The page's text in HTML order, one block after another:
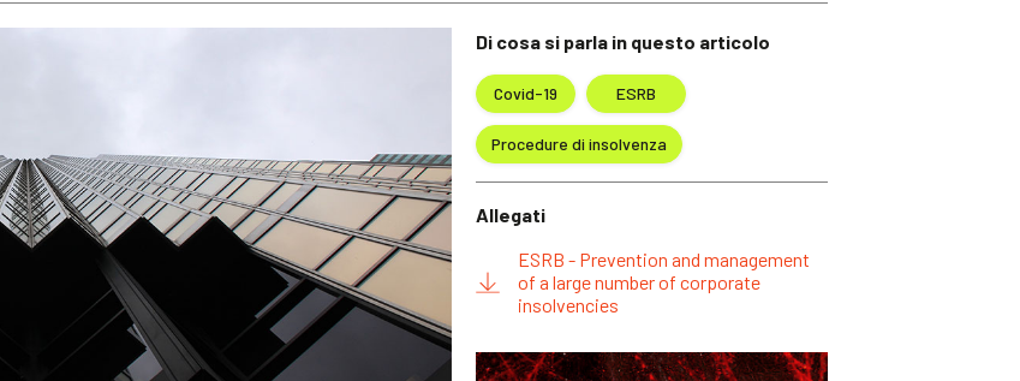
Di cosa si parla in questo articolo
Covid-19 ESRB
Procedure di insolvenza
Allegati
ESRB - Prevention and management
of a large number of corporate
insolvencies